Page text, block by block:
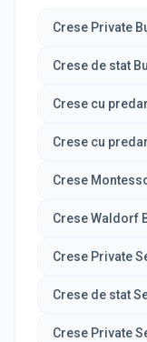
Crese Private
Crese de stat
Crese cu
Crese cu
Crese
Crese Waldorf
Crese Private
Crese de stat
Crese Private